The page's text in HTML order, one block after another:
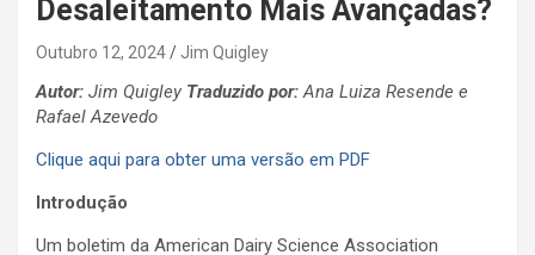
Desaleitamento Mais Avançadas?
Outubro 12, 2024 Jim Quigley
Autor: Jim Quigley Traduzido por:Ana Luiza Resende e
Rafael Azevedo
Clique aqui para obter uma versão em PDF
Introdução
Um boletim da American Dairy Science Association